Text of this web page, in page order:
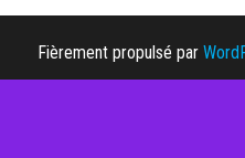
Fièrement propulsé par